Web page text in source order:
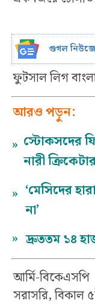
গুগল
ফুটসাল লিগ
আরও পড়ুন:
» স্টোকসদের
নারী
» ‘মেসিদের
না’
» দ্রুততম ১৪
আর্মি-বিকেএসপি
সরাসরি, বিকাল